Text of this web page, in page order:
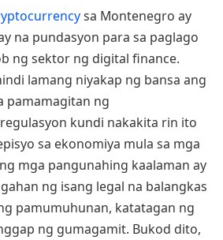
sa Montenegro ay
na pundasyon para sa paglago
ng sektor ng digital finance.
lamang niyakap ng bansa ang
pamamagitan ng
kundi nakakita rin ito
sa ekonomiya mula sa mga
mga pangunahing kaalaman ay
ng isang legal na balangkas
pamumuhunan, katatagan ng
ng gumagamit. Bukod dito,